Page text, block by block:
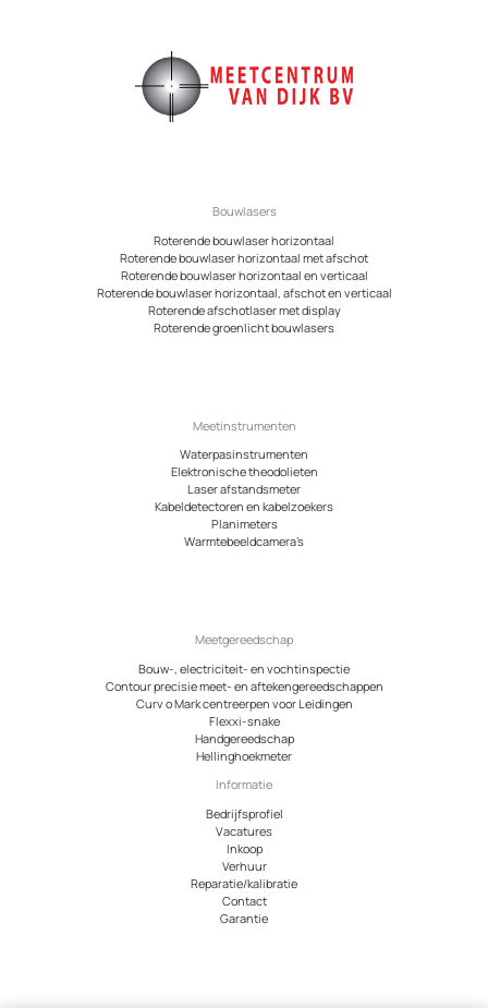
Bouwlasers
Roterende bouwlaser horizontaal
Roterende bouwlaser horizontaal met afschot
Roterende bouwlaser horizontaal en verticaal
Roterende bouwlaser horizontaal, afschot en verticaal
Roterende afschotlaser met display
Roterende groenlicht bouwlasers
Meetinstrumenten
Waterpasinstrumenten
Elektronische theodolieten
Laser afstandsmeter
Kabeldetectoren en kabelzoekers
Planimeters
Warmtebeeldcamera’s
Meetgereedschap
Bouw-, electriciteit- en vochtinspectie
Contour precisie meet- en aftekengereedschappen
Curv o Mark centreerpen voor Leidingen
Flexxi-snake
Handgereedschap
Hellinghoekmeter
Informatie
Bedrijfsprofiel
Vacatures
Inkoop
Verhuur
Reparatie/kalibratie
Contact
Garantie